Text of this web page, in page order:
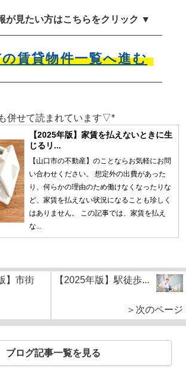
が見たい方はこちらをクリック ▼
賃貸物件一覧へ進む
併せて読まれています▽*
【2025年版】家賃を払えないときに生
じるリ...
【山口市の不動産】のことならお気軽にお問
い合わせください。 想定外の出費があった
り、何らかの理由のため働けなくなったりな
ど、家賃を払えない状況になることも珍しく
はありません。 この記事では、家賃を払え
な...
】市街
【2025年版】駅徒歩...
＞次のページ
ブログ記事一覧を見る